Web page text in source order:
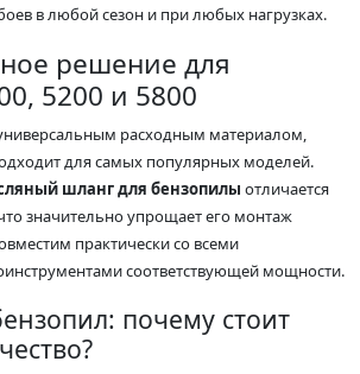
в любой сезон и при любых нагрузках.
решение для
5200 и 5800
универсальным расходным материалом,
для самых популярных моделей.
шланг для бензопилы отличается
значительно упрощает его монтаж
практически со всеми
соответствующей мощности.
почему стоит